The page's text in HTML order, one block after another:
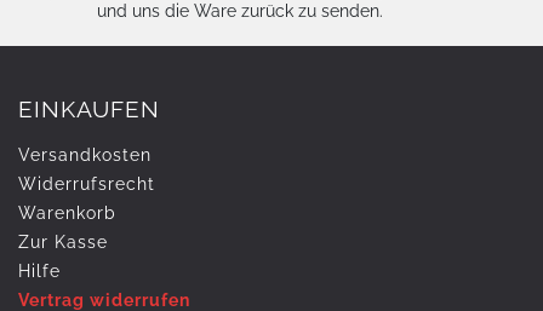
und uns die Ware zurück zu senden.
EINKAUFEN
Versandkosten
Widerrufs­recht
Warenkorb
Zur Kasse
Hilfe
Vertrag widerrufen